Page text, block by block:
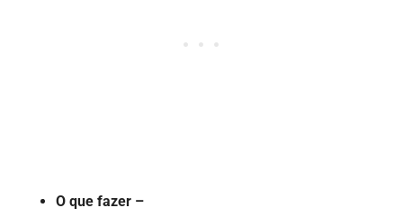
O que fazer –